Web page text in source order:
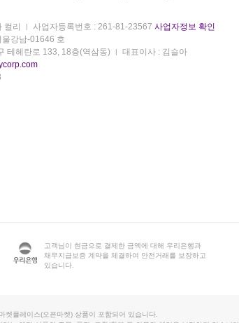
컬리 사업자등록번호 : 261-81-23567 사업자정보 확인
강남-01646 호
테헤란로 133, 18층(역삼동)
대표이사 : 김슬아
고객님이 현금으로 결제한 금액에 대해 우리은행과
채무지급보증 계약을 체결하여 안전거래를 보장하고
있습니다.
플레이스(오픈마켓) 상품이 포함되어 있습니다.